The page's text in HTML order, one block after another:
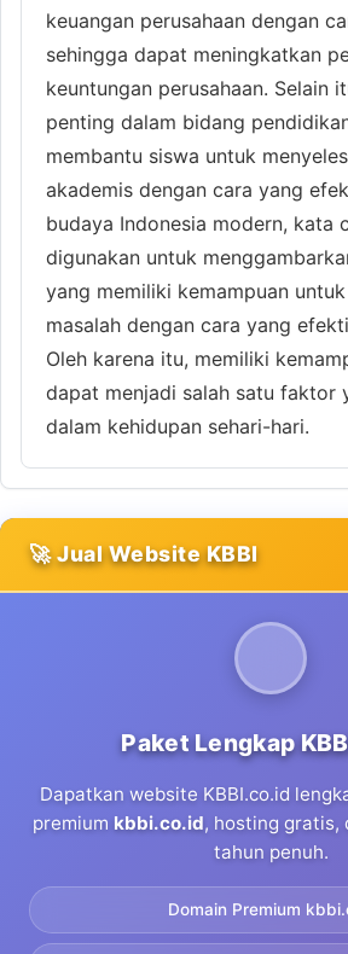
keuangan perusahaan dengan
sehingga dapat meningkatkan
keuntungan perusahaan. Selain
penting dalam bidang
membantu siswa untuk
akademis dengan cara yang
budaya Indonesia modern, kata
digunakan untuk
yang memiliki kemampuan
masalah dengan cara yang
Oleh karena itu, memiliki
dapat menjadi salah satu faktor
dalam kehidupan sehari-hari.
🚀 Jual Website KBBI
Paket Lengkap
Dapatkan website KBBI.co.id
premium kbbi.co.id, hosting gratis,
tahun penuh.
Domain Premium